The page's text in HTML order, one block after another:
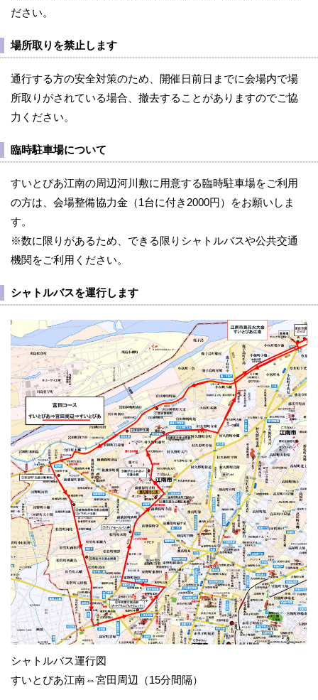
ださい。
場所取りを禁止します
通行する方の安全対策のため、開催日前日までに会場内で場
所取りがされている場合、撤去することがありますのでご協
力ください。
臨時駐車場について
すいとぴあ江南の周辺河川敷に用意する臨時駐車場をご利用
の方は、会場整備協力金（1台に付き2000円）をお願いしま
す。
※数に限りがあるため、できる限りシャトルバスや公共交通
機関をご利用ください。
シャトルバスを運行します
シャトルバス運行図
すいとぴあ江南⇔宮田周辺（15分間隔）